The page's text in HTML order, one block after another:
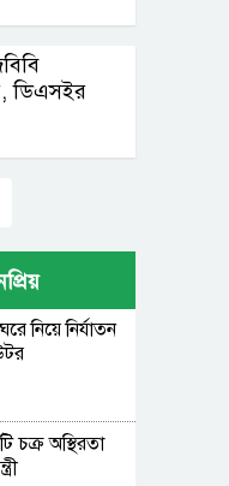
ডিএসইর
নিয়ে নির্যাতন
চক্র অস্থিরতা